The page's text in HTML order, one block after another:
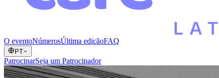
O eventoNúmerosÚltima ediçãoFAQ
PT
PatrocinarSeja um Patrocinador